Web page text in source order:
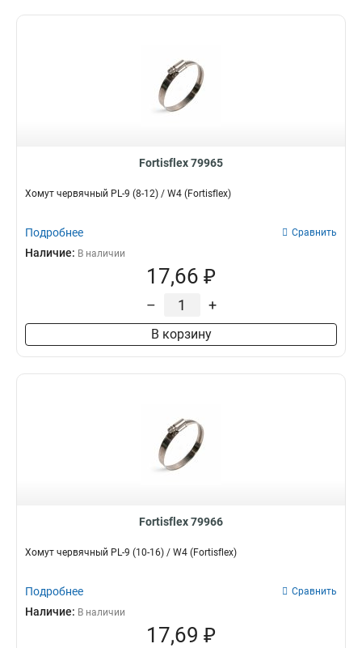
Fortisflex 79965
Хомут червячный PL-9 (8-12) / W4 (Fortisflex)
Подробнее Сравнить
Наличие: В наличии
17,66 ₽
– +
В корзину
Fortisflex 79966
Хомут червячный PL-9 (10-16) / W4 (Fortisflex)
Подробнее Сравнить
Наличие: В наличии
17,69 ₽